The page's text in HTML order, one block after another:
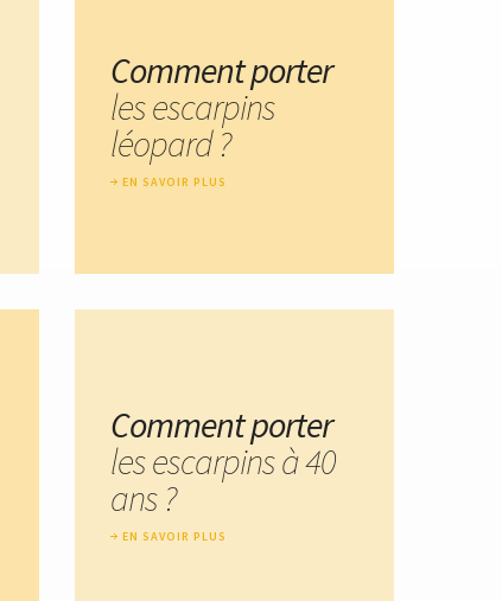
Comment porter
les escarpins
léopard ?
EN SAVOIR PLUS
Comment porter
les escarpins à 40
ans ?
EN SAVOIR PLUS